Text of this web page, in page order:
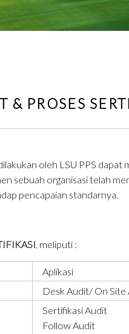
& PROSES
oleh LSU PPS
sebuah organisasi telah
pencapaian standarnya.
, meliputi :
Aplikasi
Desk Audit/ On Site
Sertifikasi Audit
Follow Audit